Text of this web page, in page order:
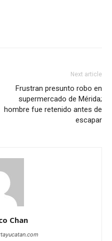
Next article
Frustran presunto robo en
supermercado de Mérida;
hombre fue retenido antes de
escapar
Chan